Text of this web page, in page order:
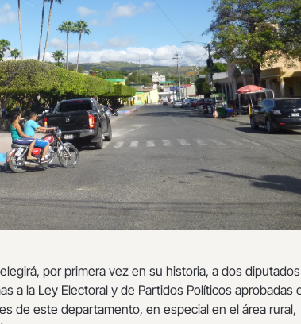
elegirá, por primera vez en su historia, a dos diputados
a la Ley Electoral y de Partidos Políticos aprobadas
de este departamento, en especial en el área rural,